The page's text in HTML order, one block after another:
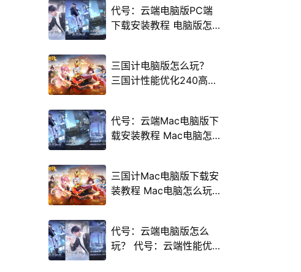
代号：云端电脑版PC端
下载安装教程 电脑版怎
三国计电脑版怎么玩？
三国计性能优化240高帧
代号：云端Mac电脑版下
载安装教程 Mac电脑怎
三国计Mac电脑版下载安
装教程 Mac电脑怎么玩
代号：云端电脑版怎么
玩？ 代号：云端性能优